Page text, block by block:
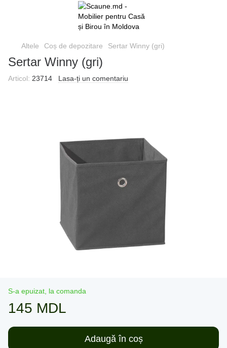
Altele Coș de depozitare Sertar Winny (gri)
Sertar Winny (gri)
Articol: 23714 Lasa-ți un comentariu
S-a epuizat, la comanda
145 MDL
Adaugă în coș